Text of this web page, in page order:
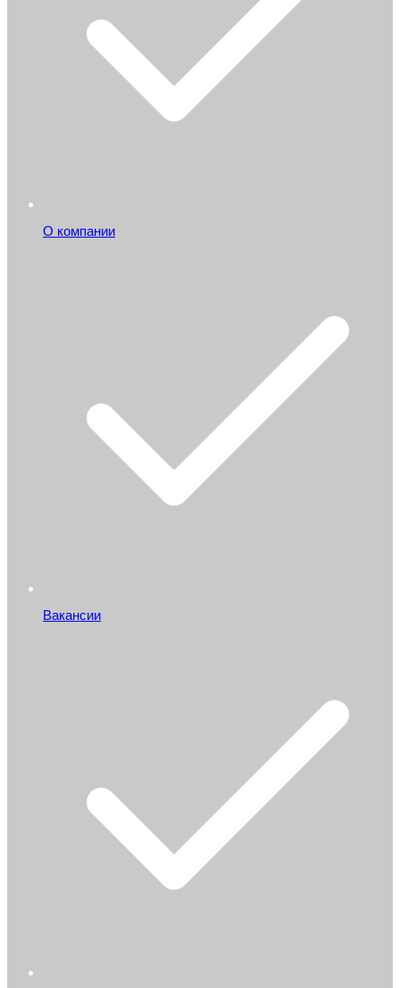
О компании
Вакансии